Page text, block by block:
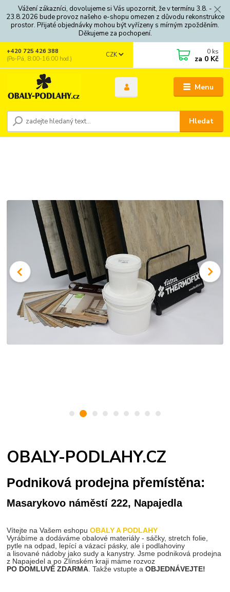
Vážení zákazníci, dovolujeme si Vás upozornit, že v termínu 3.8. -
23.8.2026 bude provoz našeho e-shopu omezen z důvodu rekonstrukce
prostor. Přijaté objednávky mohou být vyřízeny s mírným zpožděním.
Děkujeme za pochopení.
Menu
CZK
Hledat
+420 725 426 388
(Po-Pá, 8:00-16:00 hod.)
0 ks
za 0 Kč
OBALY-PODLAHY.CZ
Podniková prodejna přemístěna:
Masarykovo náměstí 222, Napajedla
Vítejte na Vašem eshopuOBALY A PODLAHY
Vyrábíme a dodáváme obalové materiály - sáčky, stretch folie,
pytle na odpad, lepící a vázací pásky, ale i podlahoviny
a lisované nádoby jako sudy a kanystry. Jsme podniková prodejna
z Napajedel a po Zlínském kraji máme rozvoz
PO DOMLUVĚ ZDARMA . Takže vstupte aOBJEDNÁVEJTE!